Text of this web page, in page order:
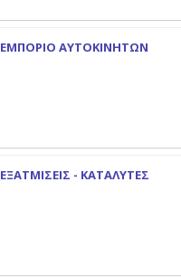
ΕΜΠΟΡΙΟ ΑΥΤΟΚΙΝΗΤΩΝ
ΕΞΑΤΜΙΣΕΙΣ - ΚΑΤΑΛΥΤΕΣ